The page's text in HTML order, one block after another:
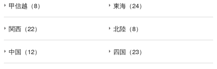
甲信越（8） 東海（24）
関西（22） 北陸（8）
中国（12） 四国（23）